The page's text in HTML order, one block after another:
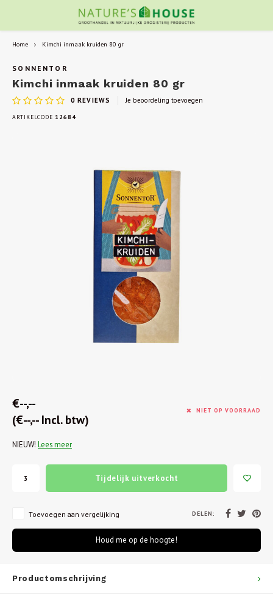
Home Kimchi inmaak kruiden 80 gr
SONNENTOR
Kimchi inmaak kruiden 80 gr
0 REVIEWS Je beoordeling toevoegen
ARTIKELCODE 12684
€--,--
(€--,-- Incl. btw)
NIET OP VOORRAAD
NIEUW! Lees meer
Tijdelijk uitverkocht
Toevoegen aan vergelijking DELEN:
Houd me op de hoogte!
Productomschrijving